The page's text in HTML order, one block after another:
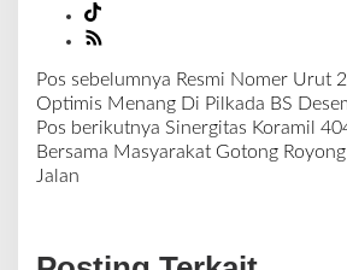
N
a
v
i
s
Pos sebelumnya Resmi Nomer Urut
Optimis Menang Di Pilkada BS
Pos berikutnya Sinergitas Koramil
Bersama Masyarakat Gotong
Jalan